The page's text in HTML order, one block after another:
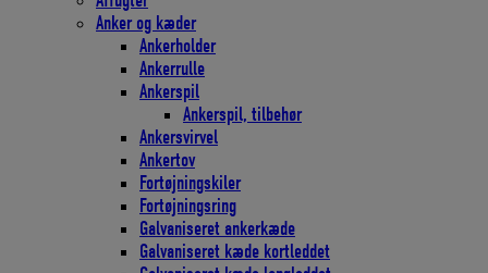
Anker og kæder
Ankerholder
Ankerrulle
Ankerspil
Ankerspil, tilbehør
Ankersvirvel
Ankertov
Fortøjningskiler
Fortøjningsring
Galvaniseret ankerkæde
Galvaniseret kæde kortleddet